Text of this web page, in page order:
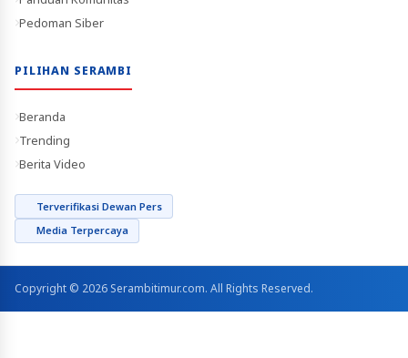
Pedoman Siber
PILIHAN SERAMBI
Beranda
Trending
Berita Video
Terverifikasi Dewan Pers
Media Terpercaya
Copyright © 2026 Serambitimur.com. All Rights Reserved.